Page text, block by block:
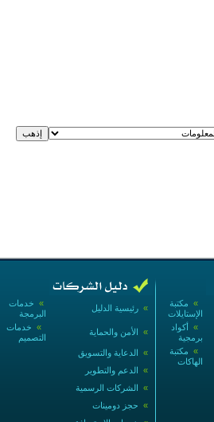
» خدمات
البرمجة
» رئيسية الدليل
» خدمات
التصميم
» الأمن والحماية
» الدعاية والتسويق
» الدعم والتطوير
» الشركات الرسمية
» حجز دومينات
» مكتبة
الإستايلات
» أكواد
برمجية
» مكتبة
الهاكات